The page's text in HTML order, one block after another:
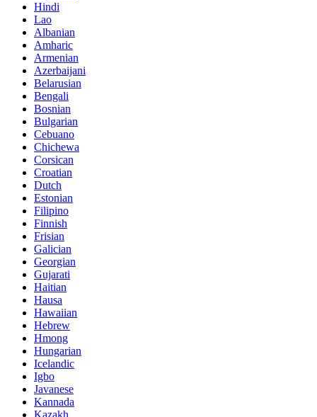
Hindi
Lao
Albanian
Amharic
Armenian
Azerbaijani
Belarusian
Bengali
Bosnian
Bulgarian
Cebuano
Chichewa
Corsican
Croatian
Dutch
Estonian
Filipino
Finnish
Frisian
Galician
Georgian
Gujarati
Haitian
Hausa
Hawaiian
Hebrew
Hmong
Hungarian
Icelandic
Igbo
Javanese
Kannada